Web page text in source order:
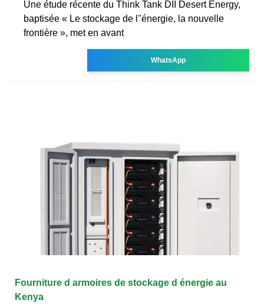
Une étude récente du Think Tank DII Desert Energy,
baptisée « Le stockage de l''énergie, la nouvelle
frontière », met en avant
WhatsApp
Fourniture d armoires de stockage d énergie au
Kenya